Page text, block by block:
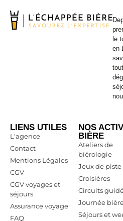
le
en
LIENS UTILES
L'agence
Contact
Mentions Légales
CGV
CGV voyages et
séjours
Assurance voyage
FAQ
NOS
BIÈRE
Ateliers de
biérologie
Jeux de piste
Croisières
Circuits
Journée
Séjours et